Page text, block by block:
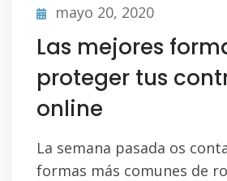
mayo 20, 2020
Las mejores
proteger tus
online
La semana pasada os
formas más comunes de